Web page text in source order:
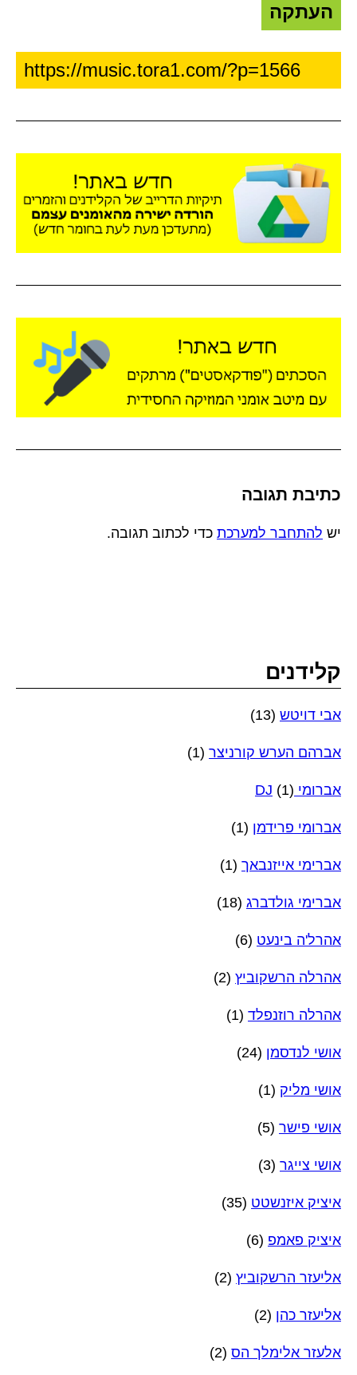
העתקה
כתיבת תגובה
יש להתחבר למערכת כדי לכתוב תגובה.
קלידנים
אבי דויטש (13)
אברהם הערש קורניצר (1)
אברומי DJ (1)
אברומי פרידמן (1)
אברימי אייזנבאך (1)
אברימי גולדברג (18)
אהרל'ה בינעט (6)
אהרלה הרשקוביץ (2)
אהרלה רוזנפלד (1)
אושי לנדסמן (24)
אושי מליק (1)
אושי פישר (5)
אושי צייגר (3)
איציק איזנשטט (35)
איציק פאמפ (6)
אליעזר הרשקוביץ (2)
אליעזר כהן (2)
אלעזר אלימלך הס (2)